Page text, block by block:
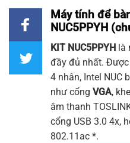
Máy tính để
NUC5PPYH
KIT NUC5PPYH là
đầy đủ nhất.
4 nhân, Intel NUC
như cổng VGA,
âm thanh
cổng USB 3.0 4x,
802.11ac *.